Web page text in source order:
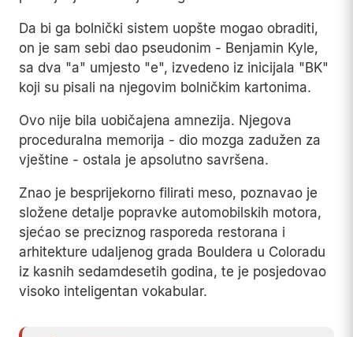
Da bi ga bolnički sistem uopšte mogao obraditi,
on je sam sebi dao pseudonim - Benjamin Kyle,
sa dva "a" umjesto "e", izvedeno iz inicijala "BK"
koji su pisali na njegovim bolničkim kartonima.
Ovo nije bila uobičajena amnezija. Njegova
proceduralna memorija - dio mozga zadužen za
vještine - ostala je apsolutno savršena.
Znao je besprijekorno filirati meso, poznavao je
složene detalje popravke automobilskih motora,
sjećao se preciznog rasporeda restorana i
arhitekture udaljenog grada Bouldera u Coloradu
iz kasnih sedamdesetih godina, te je posjedovao
visoko inteligentan vokabular.